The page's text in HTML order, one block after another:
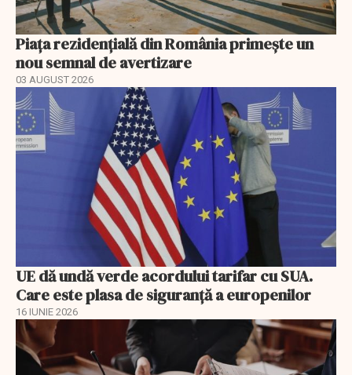
Piața rezidențială din România primește un
nou semnal de avertizare
03 AUGUST 2026
UE dă undă verde acordului tarifar cu SUA.
Care este plasa de siguranță a europenilor
16 IUNIE 2026